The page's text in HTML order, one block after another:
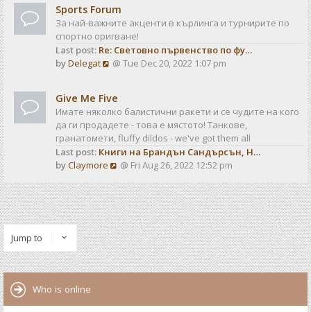
t
e
s
t
p
o
t
w
t
h
e
l
t
e
s
t
p
o
s
t
Sports Forum
За най-важните акценти в кърлинга и турнирите по
спортно оригване!
Last post: Re: Световно първенство по фу…
byDelegat
V
w
t
h
e
l
a
t
e
s
t
p
o
s
t
@ Tue Dec 20, 2022 1:07 pm
Give Me Five
Имате няколко балистични ракети и се чудите на кого
да ги продадете - това е мястото! Танкове,
гранатомети, fluffy dildos - we've got them all
Last post: Книги на Брандън Сандърсън, Н…
byClaymore
V
e
w
t
h
e
l
a
s
@ Fri Aug 26, 2022 12:52 pm
Jump to
Who is online